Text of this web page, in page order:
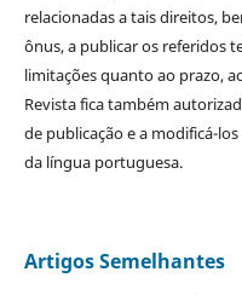
relacionadas a tais direitos,
ônus, a publicar os referidos
limitações quanto ao prazo,
Revista fica também
de publicação e a modificá-
da língua portuguesa.
Artigos Semelhantes